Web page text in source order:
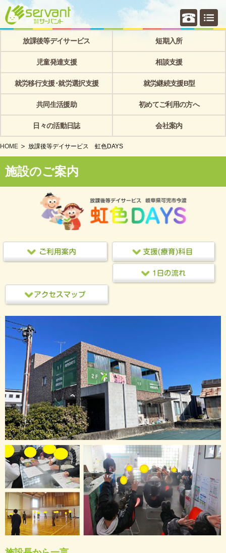
個別相
放課後等デイサービス 短期入所
児童発達支援 相談支援
就労移行支援･就労選択支援 就労継続支援B型
共同生活援助 初めてご利用の方へ
日々の活動日誌 会社案内
HOME 放課後等デイサービス 虹色DAYS
施設のご案内